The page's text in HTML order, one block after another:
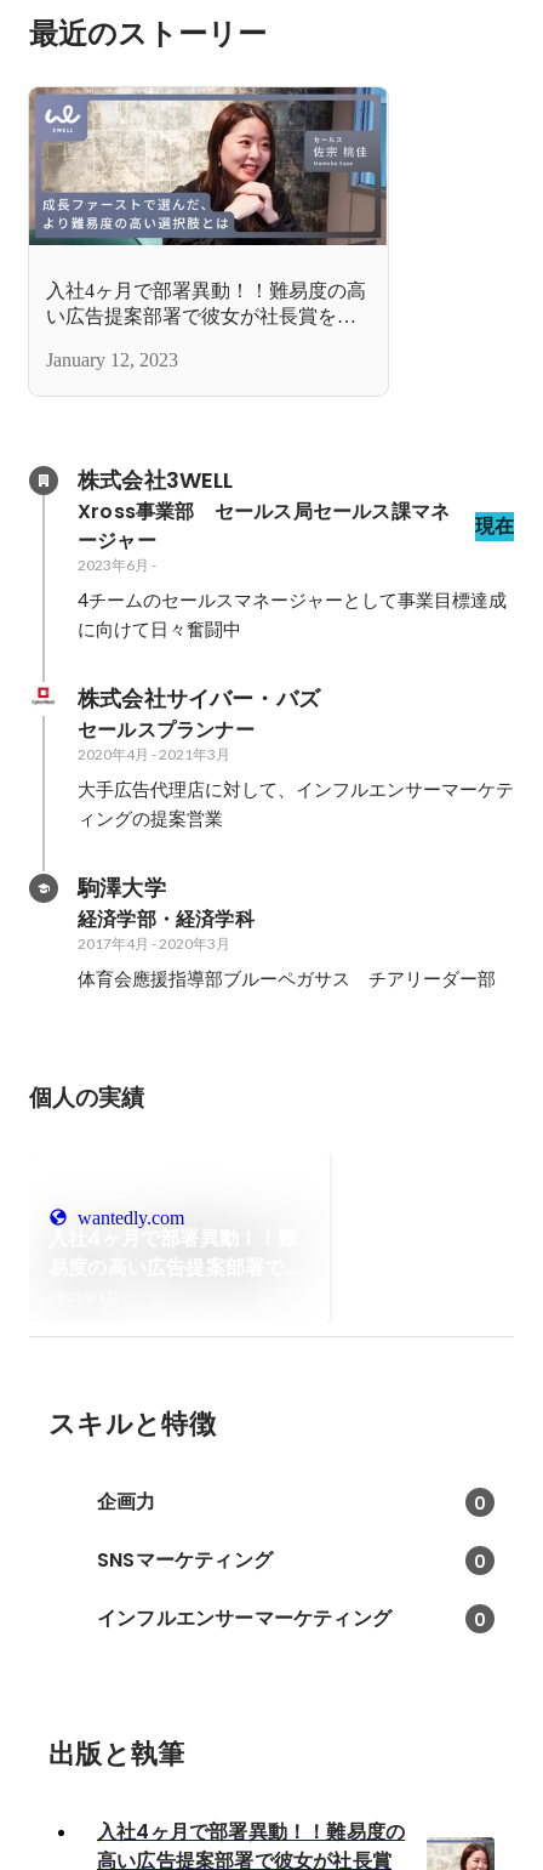
最近のストーリー
入社4ヶ月で部署異動！！難易度の高
い広告提案部署で彼女が社長賞を獲
January 12, 2023
株式会社3WELL
Xross事業部　セールス局セールス課マネ
ージャー
現在
2023年6月 -
4チームのセールスマネージャーとして事業目標達成
に向けて日々奮闘中
株式会社サイバー・バズ
セールスプランナー
2020年4月 - 2021年3月
大手広告代理店に対して、インフルエンサーマーケテ
ィングの提案営業
駒澤大学
経済学部・経済学科
2017年4月 - 2020年3月
体育会應援指導部ブルーペガサス　チアリーダー部
個人の実績
wantedly.com
スキルと特徴
企画力 0
SNSマーケティング 0
インフルエンサーマーケティング 0
出版と執筆
入社4ヶ月で部署異動！！難易度の
高い広告提案部署で彼女が社長賞